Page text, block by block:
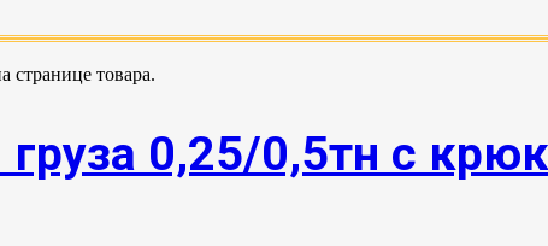
странице товара.
0,25/0,5тн с